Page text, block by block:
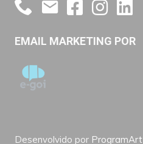
EMAIL MARKETING POR
Desenvolvido por ProgramArt